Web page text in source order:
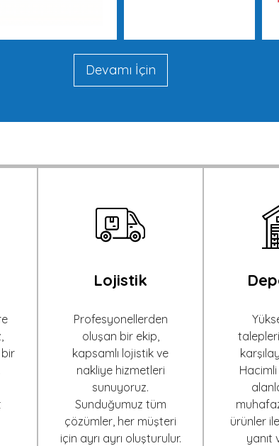
Devamı İçin
bir
Lojistik
Profesyonellerden
oluşan bir ekip,
kapsamlı lojistik ve
nakliye hizmetleri
sunuyoruz.
Sunduğumuz tüm
çözümler, her müşteri
için ayrı ayrı oluşturulur.
ürünler
yanıt